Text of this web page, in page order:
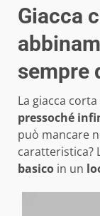
Giacca
sempre
La giacca
pressoché
può mancare
caratteristica?
basico in un